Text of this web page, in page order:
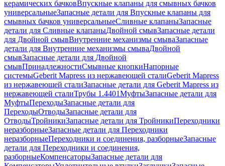
керамических бачковВпускные клапаны для смывных бачков
универсальныеЗапасные детали для Впускные клапаны для
смывных бачков универсальныеСливные клапаныЗапасные
детали для Сливные клапаныДвойной смывЗапасные детали
для Двойной смывВнутренние механизмы смываЗапасные
детали для Внутренние механизмы смываДвойной
смывЗапасные детали для Двойной
смывПринадлежностиСмывные кнопкиНапорные
системыGeberit Mapress из нержавеющей сталиGeberit Mapress
из нержавеющей сталиЗапасные детали для Geberit Mapress из
нержавеющей сталиТрубы 1.4401МуфтыЗапасные детали для
МуфтыПереходыЗапасные детали для
ПереходыОтводыЗапасные детали для
ОтводыТройникиЗапасные детали для ТройникиПереходники
неразборныеЗапасные детали для Переходники
неразборныеПереходники и соединения, разборныеЗапасные
детали для Переходники и соединения,
разборныеКомпенсаторыЗапасные детали для